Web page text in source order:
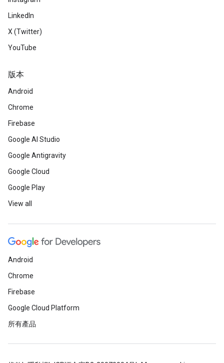
LinkedIn
X (Twitter)
YouTube
版本
Android
Chrome
Firebase
Google AI Studio
Google Antigravity
Google Cloud
Google Play
View all
Android
Chrome
Firebase
Google Cloud Platform
所有產品